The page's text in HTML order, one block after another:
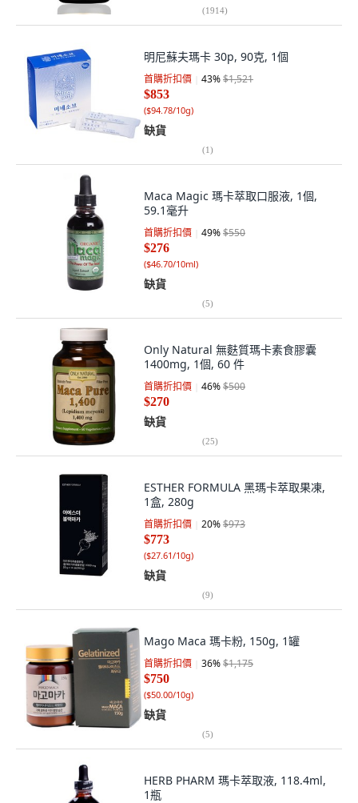
(1914)
明尼蘇夫瑪卡 30p, 90克, 1個
首購折扣價 43%$1,521
$853
($94.78/10g)
缺貨
(1)
Maca Magic 瑪卡萃取口服液, 1個,
59.1毫升
首購折扣價 49%$550
$276
($46.70/10ml)
缺貨
(5)
Only Natural 無麩質瑪卡素食膠囊
1400mg, 1個, 60 件
首購折扣價 46%$500
$270
缺貨
(25)
ESTHER FORMULA 黑瑪卡萃取果凍,
1盒, 280g
首購折扣價 20%$973
$773
($27.61/10g)
缺貨
(9)
Mago Maca 瑪卡粉, 150g, 1罐
首購折扣價 36%$1,175
$750
($50.00/10g)
缺貨
(5)
HERB PHARM 瑪卡萃取液, 118.4ml,
1瓶